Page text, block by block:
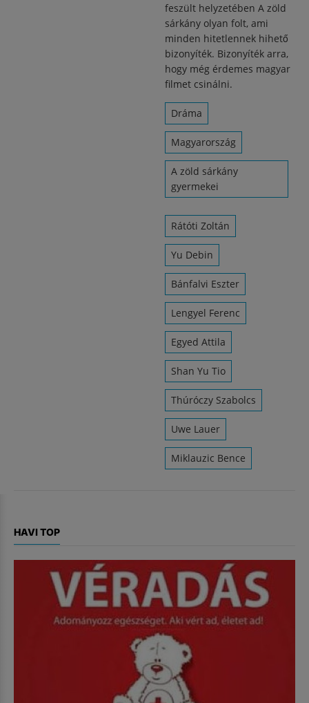
feszült helyzetében A zöld
sárkány olyan folt, ami
minden hitetlennek hihető
bizonyíték. Bizonyíték arra,
hogy még érdemes magyar
filmet csinálni.
Dráma
Magyarország
A zöld sárkány
gyermekei
Rátóti Zoltán
Yu Debin
Bánfalvi Eszter
Lengyel Ferenc
Egyed Attila
Shan Yu Tio
Thúróczy Szabolcs
Uwe Lauer
Miklauzic Bence
HAVI TOP